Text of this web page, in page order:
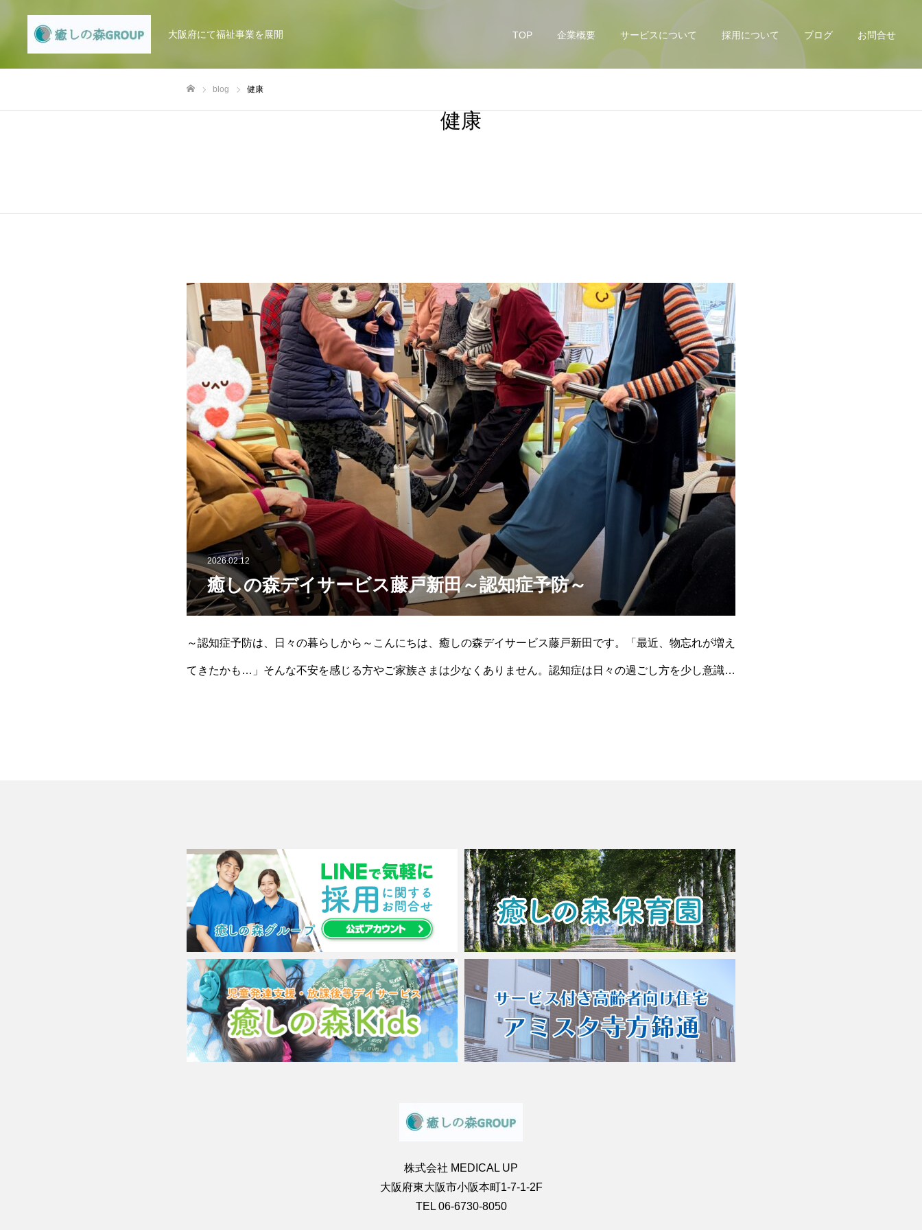
大阪府にて福祉事業を展開 TOP 企業概要 サービスについて 採用について ブログ お問合せ
blog 健康
健康
2026.02.12
癒しの森デイサービス藤戸新田～認知症予防～
～認知症予防は、日々の暮らしから～こんにちは、癒しの森デイサービス藤戸新田です。「最近、物忘れが増え
てきたかも…」そんな不安を感じる方やご家族さまは少なくありません。認知症は日々の過ごし方を少し意識す
株式会社 MEDICAL UP
大阪府東大阪市小阪本町1-7-1-2F
TEL 06-6730-8050